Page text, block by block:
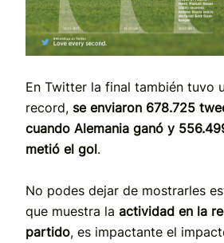
En Twitter la final también tuvo
record, se enviaron 678.725
cuando Alemania ganó y
metió el gol.
No podes dejar de mostrarles
que muestra la actividad en la
partido, es impactante el